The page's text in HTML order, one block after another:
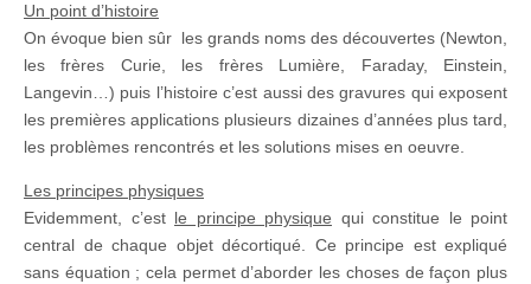
Un point d’histoire
On évoque bien sûr les grands noms des découvertes (Newton,
les frères Curie, les frères Lumière, Faraday, Einstein,
Langevin…) puis l’histoire c’est aussi des gravures qui exposent
les premières applications plusieurs dizaines d’années plus tard,
les problèmes rencontrés et les solutions mises en oeuvre.
Les principes physiques
Evidemment, c’est le principe physique qui constitue le point
central de chaque objet décortiqué. Ce principe est expliqué
sans équation ; cela permet d’aborder les choses de façon plus